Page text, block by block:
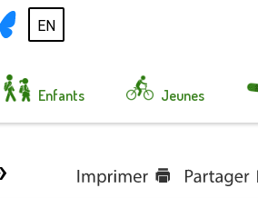
EN
Enfants Jeunes